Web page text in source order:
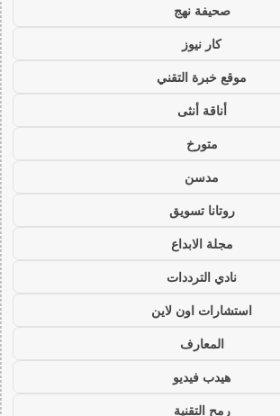
صحيفة نهج
كار نيوز
موقع خبرة التقني
أناقة أنثى
متورخ
مدسن
روتانا تسويق
مجلة الابداع
نادي الترددات
استشارات اون لاين
المعارف
هيدب فيديو
رمح التقنية